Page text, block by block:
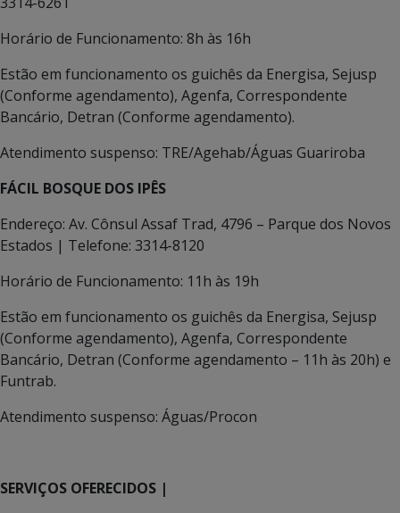
Horário de Funcionamento: 8h às 16h
Estão em funcionamento os guichês da Energisa, Sejusp
(Conforme agendamento), Agenfa, Correspondente
Bancário, Detran (Conforme agendamento).
Atendimento suspenso: TRE/Agehab/Águas Guariroba
FÁCIL BOSQUE DOS IPÊS
Endereço: Av. Cônsul Assaf Trad, 4796 – Parque dos Novos
Estados | Telefone: 3314-8120
Horário de Funcionamento: 11h às 19h
Estão em funcionamento os guichês da Energisa, Sejusp
(Conforme agendamento), Agenfa, Correspondente
Bancário, Detran (Conforme agendamento – 11h às 20h) e
Funtrab.
Atendimento suspenso: Águas/Procon
SERVIÇOS OFERECIDOS |